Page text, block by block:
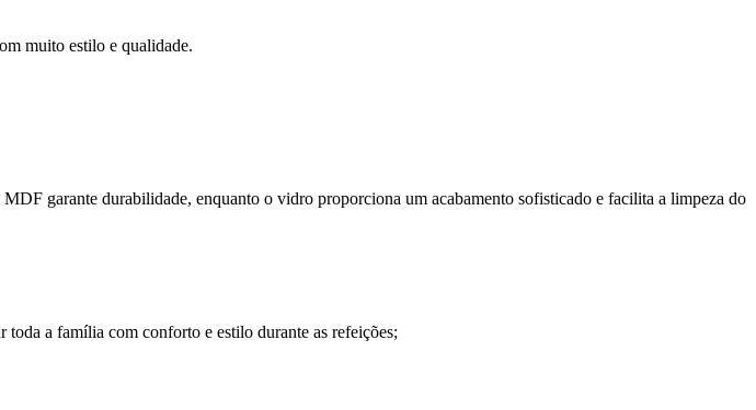
muito estilo e qualidade.
garante durabilidade, enquanto o vidro proporciona um acabamento sofisticado e facilita a limpeza do
a família com conforto e estilo durante as refeições;